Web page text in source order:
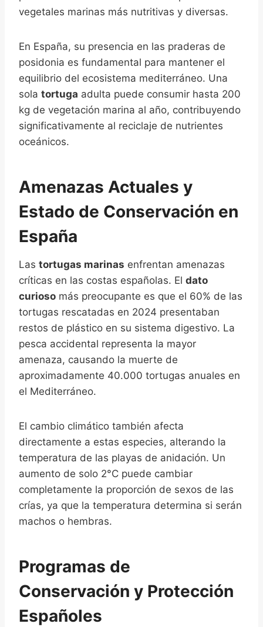
vegetales marinas más nutritivas y diversas.
En España, su presencia en las praderas de
posidonia es fundamental para mantener el
equilibrio del ecosistema mediterráneo. Una
sola tortuga adulta puede consumir hasta 200
kg de vegetación marina al año, contribuyendo
significativamente al reciclaje de nutrientes
oceánicos.
Amenazas Actuales y
Estado de Conservación en
España
Las tortugas marinas enfrentan amenazas
críticas en las costas españolas. El dato
curioso más preocupante es que el 60% de las
tortugas rescatadas en 2024 presentaban
restos de plástico en su sistema digestivo. La
pesca accidental representa la mayor
amenaza, causando la muerte de
aproximadamente 40.000 tortugas anuales en
el Mediterráneo.
El cambio climático también afecta
directamente a estas especies, alterando la
temperatura de las playas de anidación. Un
aumento de solo 2°C puede cambiar
completamente la proporción de sexos de las
crías, ya que la temperatura determina si serán
machos o hembras.
Programas de
Conservación y Protección
Españoles